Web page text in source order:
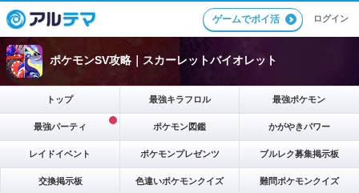
ゲームでポイ活 ログイン
ポケモンSV攻略｜スカーレットバイオレット
トップ 最強キラフロル 最強ポケモン
最強パーティ ポケモン図鑑 かがやきパワー
レイドイベント ポケモンプレゼンツ ブルレク募集掲示板
交換掲示板 色違いポケモンクイズ 難問ポケモンクイズ